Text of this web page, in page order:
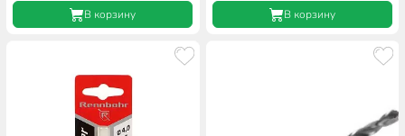
В корзину В корзину